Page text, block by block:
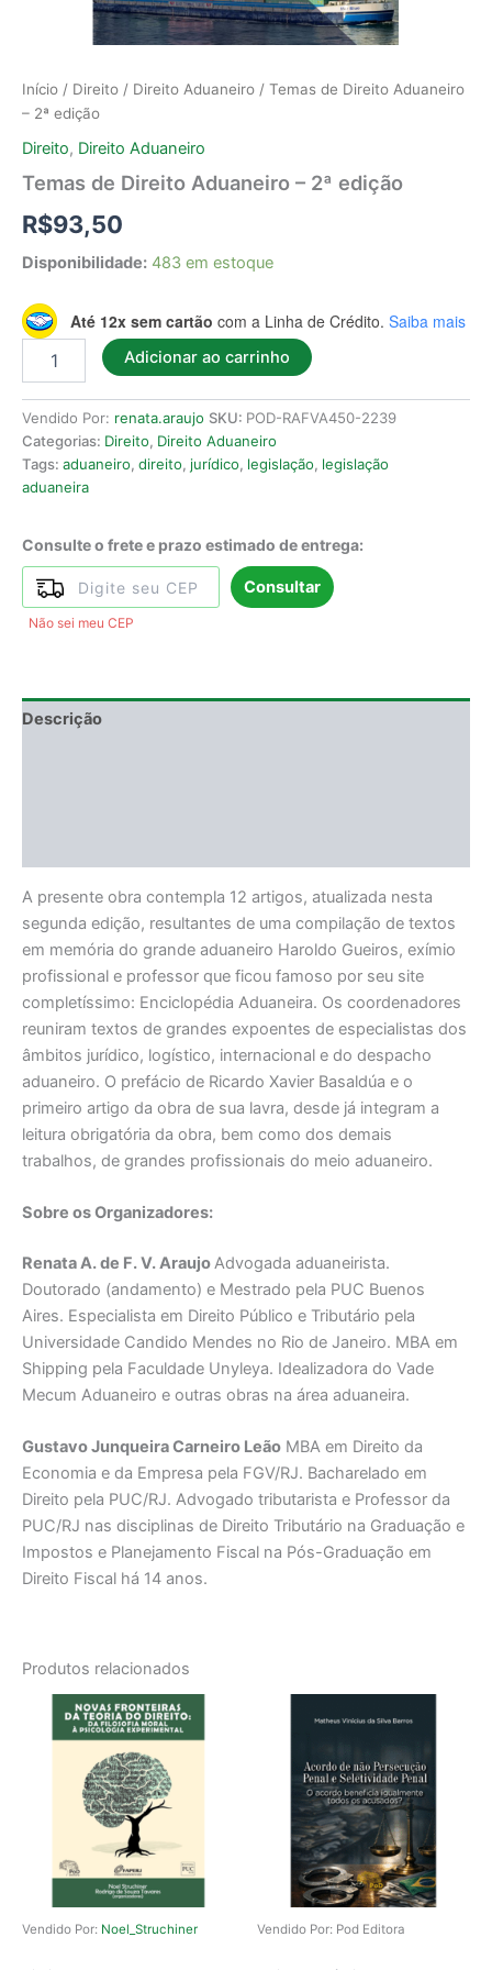
Início / Direito / Direito Aduaneiro / Temas de Direito Aduaneiro
– 2ª edição
Direito, Direito Aduaneiro
Temas de Direito Aduaneiro – 2ª edição
R$93,50
Disponibilidade: 483 em estoque
Até 12x sem cartão com a Linha de Crédito. Saiba mais
Adicionar ao carrinho
Vendido Por: renata.araujo SKU: POD-RAFVA450-2239
Categorias: Direito, Direito Aduaneiro
Tags: aduaneiro, direito, jurídico, legislação, legislação
aduaneira
Consulte o frete e prazo estimado de entrega:
Consultar
Não sei meu CEP
Descrição
A presente obra contempla 12 artigos, atualizada nesta
segunda edição, resultantes de uma compilação de textos
em memória do grande aduaneiro Haroldo Gueiros, exímio
profissional e professor que ficou famoso por seu site
completíssimo: Enciclopédia Aduaneira. Os coordenadores
reuniram textos de grandes expoentes de especialistas dos
âmbitos jurídico, logístico, internacional e do despacho
aduaneiro. O prefácio de Ricardo Xavier Basaldúa e o
primeiro artigo da obra de sua lavra, desde já integram a
leitura obrigatória da obra, bem como dos demais
trabalhos, de grandes profissionais do meio aduaneiro.
Sobre os Organizadores:
Renata A. de F. V. AraujoAdvogada aduaneirista.
Doutorado (andamento) e Mestrado pela PUC Buenos
Aires. Especialista em Direito Público e Tributário pela
Universidade Candido Mendes no Rio de Janeiro. MBA em
Shipping pela Faculdade Unyleya. Idealizadora do Vade
Mecum Aduaneiro e outras obras na área aduaneira.
Gustavo Junqueira Carneiro Leão MBA em Direito da
Economia e da Empresa pela FGV/RJ. Bacharelado em
Direito pela PUC/RJ. Advogado tributarista e Professor da
PUC/RJ nas disciplinas de Direito Tributário na Graduação e
Impostos e Planejamento Fiscal na Pós-Graduação em
Direito Fiscal há 14 anos.
Produtos relacionados
Vendido Por: Noel_Struchiner Vendido Por: Pod Editora